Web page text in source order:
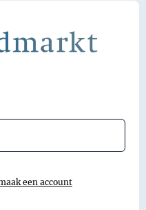
een account